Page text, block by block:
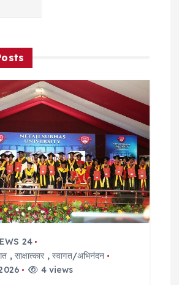
24
, साक्षात्कार ,स्वागत/अभिनंदन
4 views